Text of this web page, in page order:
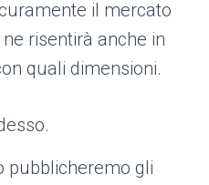
il mercato
risentirà anche in
quali dimensioni.
pubblicheremo gli